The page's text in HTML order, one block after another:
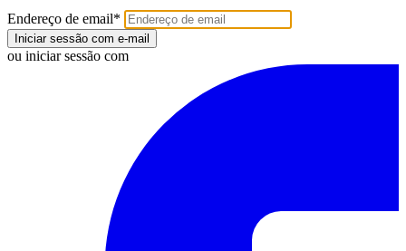
Endereço de email*
Iniciar sessão com e-mail
ou iniciar sessão com